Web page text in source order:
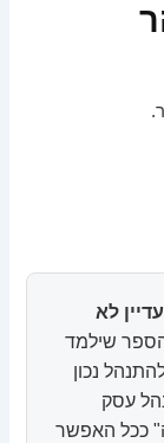
לא
שילמד
נכון
עסק
ככל האפשר